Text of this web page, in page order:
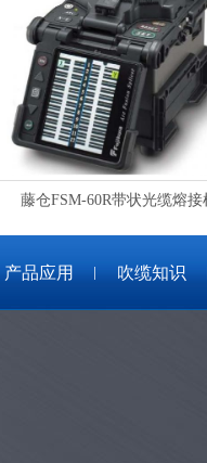
藤仓FSM-60R带状光缆熔接
产品应用 吹缆知识